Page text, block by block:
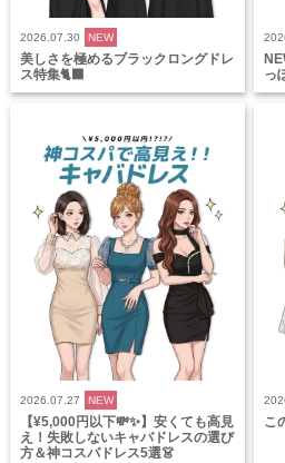
2026.07.30 NEW
美しさを極めるブラックロングドレ
ス特集🐈‍⬛
っ
2026.07.27 NEW
【¥5,000円以下💸✨】安くても高見
え！失敗しないキャバドレスの選び
方＆神コスパドレス5選👗
こ